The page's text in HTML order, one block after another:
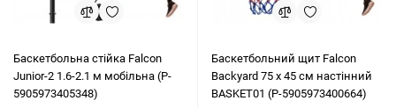
Баскетбольна стійка Falcon
Junior-2 1.6-2.1 м мобільна (P-
5905973405348)
Баскетбольний щит Falcon
Backyard 75 x 45 см настінний
BASKET01 (P-5905973400664)